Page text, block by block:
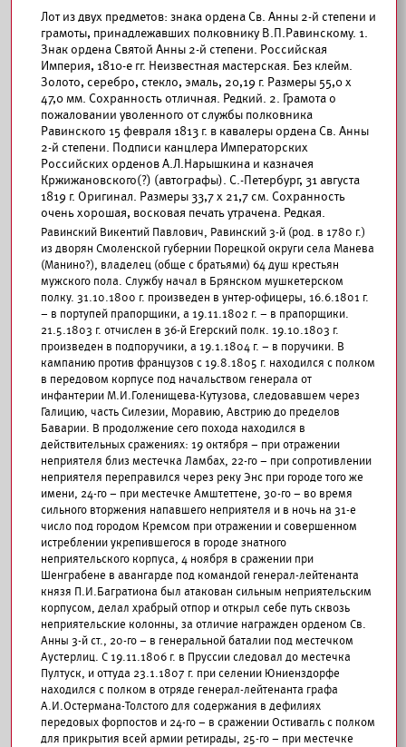
Лот из двух предметов: знака ордена Св. Анны 2-й степени и
грамоты, принадлежавших полковнику В.П.Равинскому. 1.
Знак ордена Святой Анны 2-й степени. Российская
Империя, 1810-е гг. Неизвестная мастерская. Без клейм.
Золото, серебро, стекло, эмаль, 20,19 г. Размеры 55,0 х
47,0 мм. Сохранность отличная. Редкий. 2. Грамота о
пожаловании уволенного от службы полковника
Равинского 15 февраля 1813 г. в кавалеры ордена Св. Анны
2-й степени. Подписи канцлера Императорских
Российских орденов А.Л.Нарышкина и казначея
Кржижановского(?) (автографы). С.-Петербург, 31 августа
1819 г. Оригинал. Размеры 33,7 х 21,7 см. Сохранность
очень хорошая, восковая печать утрачена. Редкая.
Равинский Викентий Павлович, Равинский 3-й (род. в 1780 г.)
из дворян Смоленской губернии Порецкой округи села Манева
(Манино?), владелец (обще с братьями) 64 душ крестьян
мужского пола. Службу начал в Брянском мушкетерском
полку. 31.10.1800 г. произведен в унтер-офицеры, 16.6.1801 г.
– в портупей прапорщики, а 19.11.1802 г. – в прапорщики.
21.5.1803 г. отчислен в 36-й Егерский полк. 19.10.1803 г.
произведен в подпоручики, а 19.1.1804 г. – в поручики. В
кампанию против французов с 19.8.1805 г. находился с полком
в передовом корпусе под начальством генерала от
инфантерии М.И.Голенищева-Кутузова, следовавшем через
Галицию, часть Силезии, Моравию, Австрию до пределов
Баварии. В продолжение сего похода находился в
действительных сражениях: 19 октября – при отражении
неприятеля близ местечка Ламбах, 22-го – при сопротивлении
неприятеля переправился через реку Энс при городе того же
имени, 24-го – при местечке Амштеттене, 30-го – во время
сильного вторжения напавшего неприятеля и в ночь на 31-е
число под городом Кремсом при отражении и совершенном
истреблении укрепившегося в городе знатного
неприятельского корпуса, 4 ноября в сражении при
Шенграбене в авангарде под командой генерал-лейтенанта
князя П.И.Багратиона был атакован сильным неприятельским
корпусом, делал храбрый отпор и открыл себе путь сквозь
неприятельские колонны, за отличие награжден орденом Св.
Анны 3-й ст., 20-го – в генеральной баталии под местечком
Аустерлиц. С 19.11.1806 г. в Пруссии следовал до местечка
Пултуск, и оттуда 23.1.1807 г. при селении Юниенздорфе
находился с полком в отряде генерал-лейтенанта графа
А.И.Остермана-Толстого для содержания в дефилиях
передовых форпостов и 24-го – в сражении Остивагль с полком
для прикрытия всей армии ретирады, 25-го – при местечке